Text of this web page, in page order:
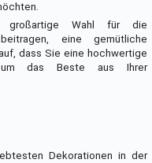
großartige Wahl für die
eine gemütliche
dass Sie eine hochwertige
das Beste aus Ihrer
Dekorationen in der